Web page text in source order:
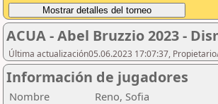
ACUA - Abel Bruzzio 2023 -
Última actualización05.06.2023 17:07:37,
Información de jugadores
Nombre
Reno, Sofia